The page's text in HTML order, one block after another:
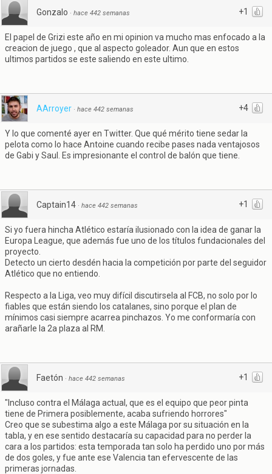
+1
Gonzalo · hace 442 semanas
El papel de Grizi este año en mi opinion va mucho mas enfocado a la
creacion de juego , que al aspecto goleador. Aun que en estos
ultimos partidos se este saliendo en este ultimo.
+4
AArroyer · hace 442 semanas
Y lo que comenté ayer en Twitter. Que qué mérito tiene sedar la
pelota como lo hace Antoine cuando recibe pases nada ventajosos
de Gabi y Saul. Es impresionante el control de balón que tiene.
+1
Captain14 · hace 442 semanas
Si yo fuera hincha Atlético estaría ilusionado con la idea de ganar la
Europa League, que además fue uno de los títulos fundacionales del
proyecto.
Detecto un cierto desdén hacia la competición por parte del seguidor
Atlético que no entiendo.
Respecto a la Liga, veo muy difícil discutirsela al FCB, no solo por lo
fiables que están siendo los catalanes, sino porque el plan de
mínimos casi siempre acarrea pinchazos. Yo me conformaría con
arañarle la 2a plaza al RM.
+1
Faetón · hace 442 semanas
"Incluso contra el Málaga actual, que es el equipo que peor pinta
tiene de Primera posiblemente, acaba sufriendo horrores"
Creo que se subestima algo a este Málaga por su situación en la
tabla, y en ese sentido destacaría su capacidad para no perder la
cara a los partidos: esta temporada tan solo ha perdido uno por más
de dos goles, y fue ante ese Valencia tan efervescente de las
primeras jornadas.